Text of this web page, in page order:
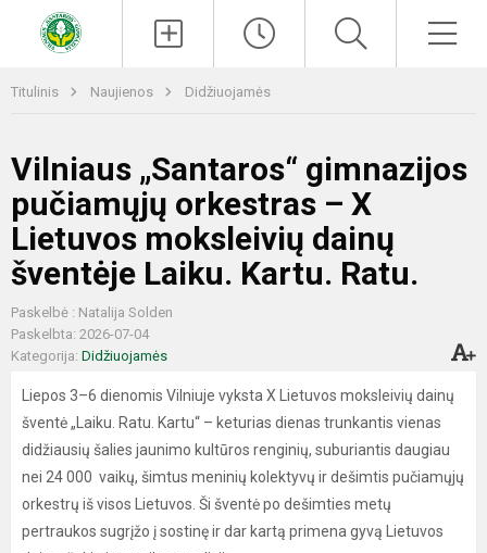
Titulinis Naujienos Didžiuojamės
Vilniaus „Santaros“ gimnazijos
pučiamųjų orkestras – X
Lietuvos moksleivių dainų
šventėje Laiku. Kartu. Ratu.
Paskelbė : Natalija Solden
Paskelbta: 2026-07-04
Kategorija: Didžiuojamės
Liepos 3–6 dienomis Vilniuje vyksta X Lietuvos moksleivių dainų
šventė „Laiku. Ratu. Kartu“ – keturias dienas trunkantis vienas
didžiausių šalies jaunimo kultūros renginių, suburiantis daugiau
nei 24 000 vaikų, šimtus meninių kolektyvų ir dešimtis pučiamųjų
orkestrų iš visos Lietuvos. Ši šventė po dešimties metų
pertraukos sugrįžo į sostinę ir dar kartą primena gyvą Lietuvos